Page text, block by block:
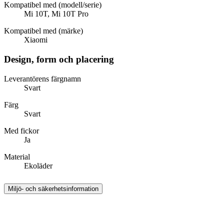
Kompatibel med (modell/serie)
Mi 10T, Mi 10T Pro
Kompatibel med (märke)
Xiaomi
Design, form och placering
Leverantörens färgnamn
Svart
Färg
Svart
Med fickor
Ja
Material
Ekoläder
Miljö- och säkerhetsinformation